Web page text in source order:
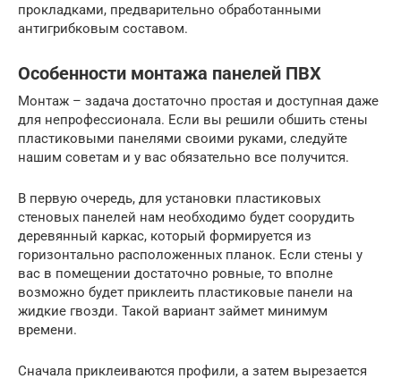
прокладками, предварительно обработанными
антигрибковым составом.
Особенности монтажа панелей ПВХ
Монтаж – задача достаточно простая и доступная даже
для непрофессионала. Если вы решили обшить стены
пластиковыми панелями своими руками, следуйте
нашим советам и у вас обязательно все получится.
В первую очередь, для установки пластиковых
стеновых панелей нам необходимо будет соорудить
деревянный каркас, который формируется из
горизонтально расположенных планок. Если стены у
вас в помещении достаточно ровные, то вполне
возможно будет приклеить пластиковые панели на
жидкие гвозди. Такой вариант займет минимум
времени.
Сначала приклеиваются профили, а затем вырезается